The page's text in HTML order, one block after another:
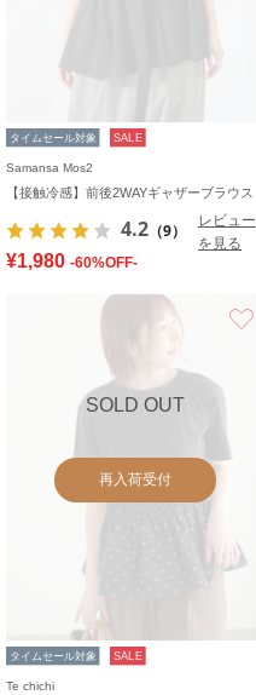
タイムセール対象 SALE
Samansa Mos2
【接触冷感】前後2WAYギャザーブラウス
4.2 （9）
レビュー
を見る
¥1,980 -60%OFF-
SOLD OUT
再入荷受付
タイムセール対象 SALE
Te chichi